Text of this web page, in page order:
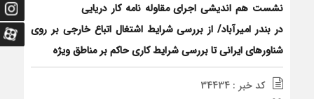
نشست هم اندیشی اجرای مقاوله نامه کار دریایی
در بندر امیرآباد/ از بررسی شرایط اشتغال اتباع خارجی بر روی
شناورهای ایرانی تا بررسی شرایط کاری حاکم بر مناطق ویژه
کد خبر : 34434